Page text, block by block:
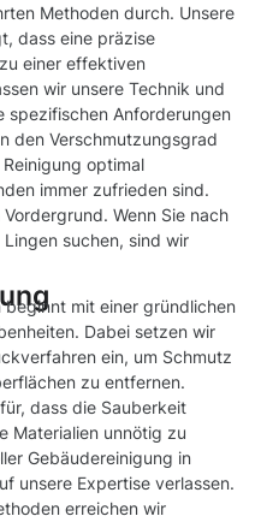
Methoden durch. Unsere
dass eine präzise
einer effektiven
wir unsere Technik und
spezifischen Anforderungen
den Verschmutzungsgrad
optimal
immer zufrieden sind.
Wenn Sie nach
suchen, sind wir
mit einer gründlichen
Dabei setzen wir
ein, um Schmutz
zu entfernen.
dass die Sauberkeit
Materialien unnötig zu
Gebäudereinigung in
unsere Expertise verlassen.
erreichen wir